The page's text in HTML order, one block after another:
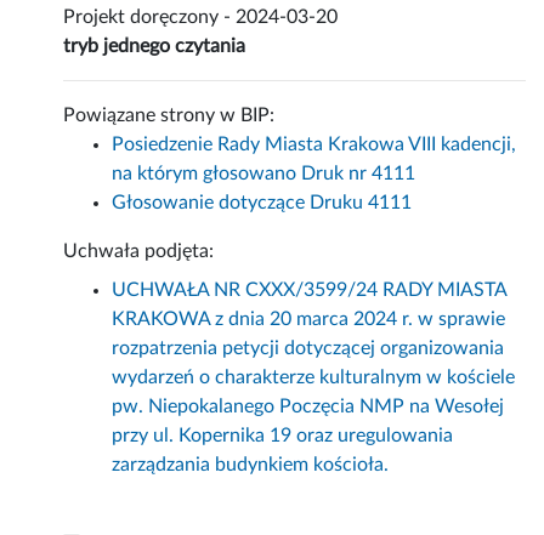
Projekt doręczony - 2024-03-20
tryb jednego czytania
Powiązane strony w BIP:
Posiedzenie Rady Miasta Krakowa VIII kadencji,
na którym głosowano Druk nr 4111
Głosowanie dotyczące Druku 4111
Uchwała podjęta:
UCHWAŁA NR CXXX/3599/24 RADY MIASTA
KRAKOWA z dnia 20 marca 2024 r. w sprawie
rozpatrzenia petycji dotyczącej organizowania
wydarzeń o charakterze kulturalnym w kościele
pw. Niepokalanego Poczęcia NMP na Wesołej
przy ul. Kopernika 19 oraz uregulowania
zarządzania budynkiem kościoła.